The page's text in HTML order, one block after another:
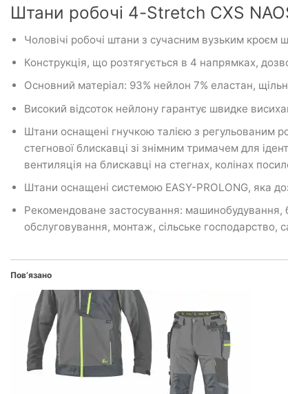
Штани робочі 4-Stretch CXS
Чоловічі робочі штани з сучасним вузьким кроєм
Конструкція, що розтягується в 4 напрямках,
Основний матеріал: 93% нейлон 7% еластан,
Високий відсоток нейлону гарантує швидке
Штани оснащені гнучкою талією з регульованим
стегнової блискавці зі знімним тримачем для
вентиляція на блискавці на стегнах, колінах
Штани оснащені системою EASY-PROLONG, яка
Рекомендоване застосування: машинобудування,
обслуговування, монтаж, сільське господарство,
Пов’язано